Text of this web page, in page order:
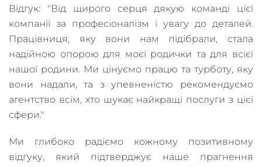
Відгук: "Від щирого серця дякую команді цієї
компанії за професіоналізм і увагу до деталей.
Працівниця, яку вони нам підібрали, стала
надійною опорою для моєї родички та для всієї
нашої родини. Ми цінуємо працю та турботу, яку
вони надали, та з упевненістю рекомендуємо
агентство всім, хто шукає найкращі послуги з цієї
сфери."
Ми глибоко радіємо кожному позитивному
відгуку, який підтверджує наше прагнення